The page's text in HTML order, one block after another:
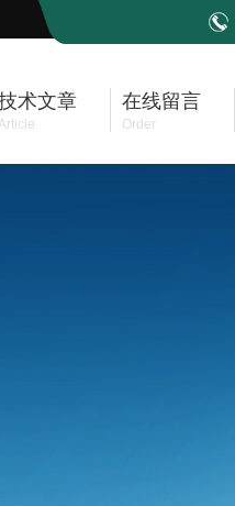
术文章 在线留言
Order